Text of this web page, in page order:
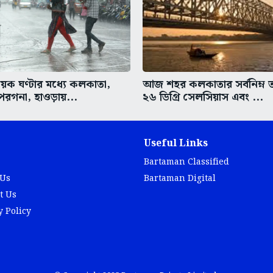
ঘণ্টার মধ্যে কলকাতা,
হাওড়ায়...
আজ শহর কলকাতার সর্বনিম্ন
২৬ ডিগ্রি সেলসিয়াস এবং ...
Us
Policy
Useful Links
Bartaman Classified
Bartaman Digital